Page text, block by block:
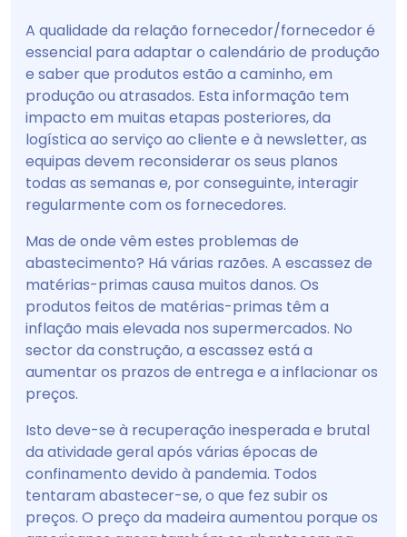
A qualidade da relação fornecedor/fornecedor é
essencial para adaptar o calendário de produção
e saber que produtos estão a caminho, em
produção ou atrasados. Esta informação tem
impacto em muitas etapas posteriores, da
logística ao serviço ao cliente e à newsletter, as
equipas devem reconsiderar os seus planos
todas as semanas e, por conseguinte, interagir
regularmente com os fornecedores.
Mas de onde vêm estes problemas de
abastecimento? Há várias razões. A escassez de
matérias-primas causa muitos danos. Os
produtos feitos de matérias-primas têm a
inflação mais elevada nos supermercados. No
sector da construção, a escassez está a
aumentar os prazos de entrega e a inflacionar os
preços.
Isto deve-se à recuperação inesperada e brutal
da atividade geral após várias épocas de
confinamento devido à pandemia. Todos
tentaram abastecer-se, o que fez subir os
preços. O preço da madeira aumentou porque os